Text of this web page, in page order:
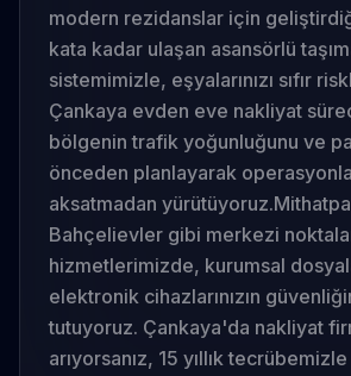
modern rezidanslar için
kata kadar ulaşan asansörlü
sistemimizle, eşyalarınızı sıfır
Çankaya evden eve nakliyat
bölgenin trafik yoğunluğunu ve
önceden planlayarak
aksatmadan yürütüyoruz.
Bahçelievler gibi merkezi
hizmetlerimizde, kurumsal
elektronik cihazlarınızın
tutuyoruz. Çankaya'da nakliyat
arıyorsanız, 15 yıllık